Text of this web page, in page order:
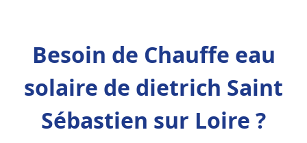
Besoin de Chauffe eau
solaire de dietrich Saint
Sébastien sur Loire ?